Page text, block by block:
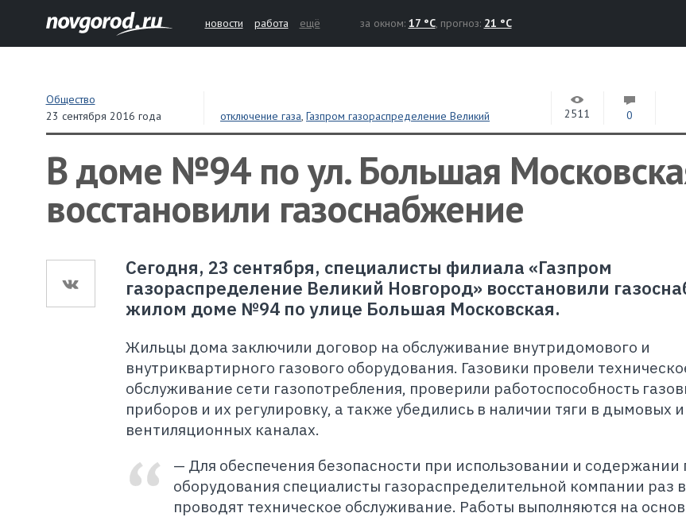
новости работа ещё за окном: 17 °C, прогноз: 21 °C
Общество
23 сентября 2016 года
отключение газа,Газпром газораспределение Великий
Новгород,Большая Московская
2511 0
В доме №94 по ул. Большая
восстановили газоснабжение
Сегодня, 23 сентября, специалисты филиала «Газпром
газораспределение Великий Новгород» восстановили
жилом доме №94 по улице Большая Московская.
Жильцы дома заключили договор на обслуживание внутридомового и
внутриквартирного газового оборудования. Газовики провели
обслуживание сети газопотребления, проверили работоспособность
приборов и их регулировку, а также убедились в наличии тяги в дымовых и
вентиляционных каналах.
— Для обеспечения безопасности при использовании и содержании
оборудования специалисты газораспределительной компании раз
проводят техническое обслуживание. Работы выполняются на